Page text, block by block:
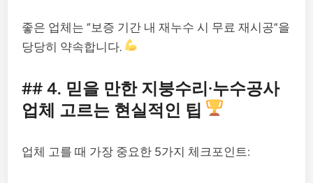
좋은 업체는 “보증 기간 내 재누수 시 무료 재시공”을
당당히 약속합니다.
## 4. 믿을 만한 지붕수리·누수공사
업체 고르는 현실적인 팁
업체 고를 때 가장 중요한 5가지 체크포인트: